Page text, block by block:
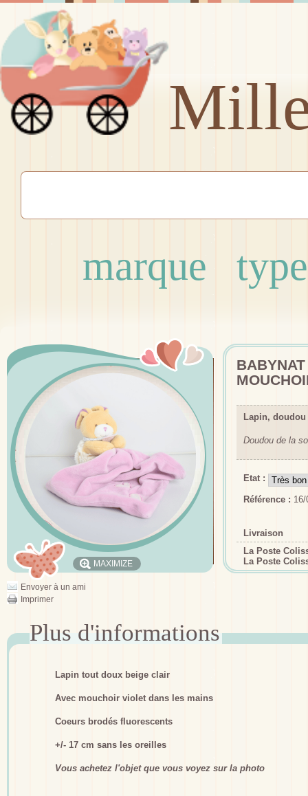
marque type
MAXIMIZE
Envoyer à un ami
Imprimer
Lapin, doudou
Doudou de la
Etat :
Référence : 16/
Livraison
La Poste
La Poste
Lapin tout doux beige clair
Avec mouchoir violet dans les mains
Coeurs brodés fluorescents
+/- 17 cm sans les oreilles
Vous achetez l'objet que vous voyez sur la photo